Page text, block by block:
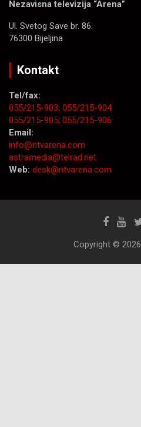
Nezavisna televizija “Arena”
Ul. Svetog Save br. 86.
76300 Bijeljina
Kontakt
Tel/fax:
055/215-903; 055/215-904
055/215-905; 055/215-906
Email:
info@ntvarena.com
astramedia@telrad.net
Web: desk@ntvarena.com
Copyright © 2026